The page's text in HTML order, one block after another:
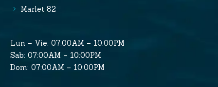
Marlet 82
Lun – Vie: 07:00AM – 10:00PM
Sab: 07:00AM – 10:00PM
Dom: 07:00AM – 10:00PM